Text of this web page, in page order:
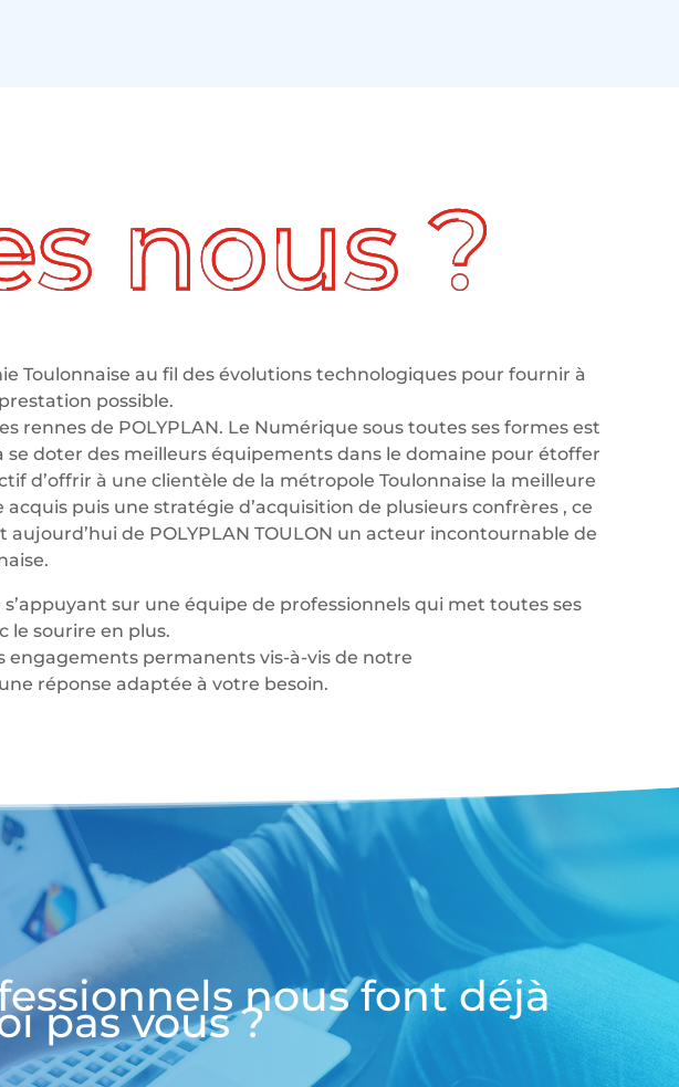
Toulonnaise au fil des évolutions technologiques pour fournir à
possible.
rennes de POLYPLAN. Le Numérique sous toutes ses formes est
doter des meilleurs équipements dans le domaine pour étoffer
d’offrir à une clientèle de la métropole Toulonnaise la meilleure
puis une stratégie d’acquisition de plusieurs confrères , ce
aujourd’hui de POLYPLAN TOULON un acteur incontournable de
sur une équipe de professionnels qui met toutes ses
le sourire en plus.
engagements permanents vis-à-vis de notre
réponse adaptée à votre besoin.
nous font déjà
pas vous ?